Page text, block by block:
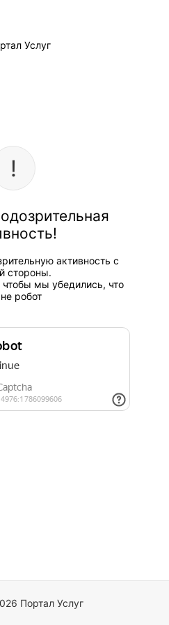
активность с
стороны.
мы убедились, что
робот
Портал Услуг